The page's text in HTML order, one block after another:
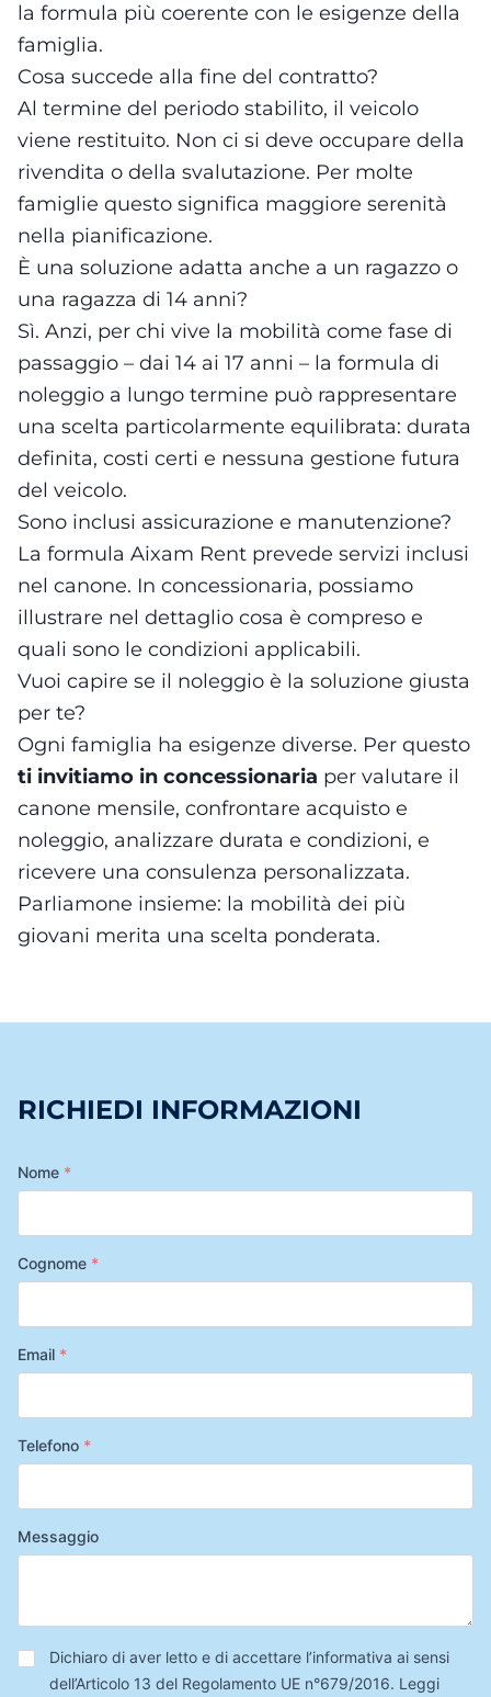
la formula più coerente con le esigenze della
famiglia.
Cosa succede alla fine del contratto?
Al termine del periodo stabilito, il veicolo
viene restituito. Non ci si deve occupare della
rivendita o della svalutazione. Per molte
famiglie questo significa maggiore serenità
nella pianificazione.
È una soluzione adatta anche a un ragazzo o
una ragazza di 14 anni?
Sì. Anzi, per chi vive la mobilità come fase di
passaggio – dai 14 ai 17 anni – la formula di
noleggio a lungo termine può rappresentare
una scelta particolarmente equilibrata: durata
definita, costi certi e nessuna gestione futura
del veicolo.
Sono inclusi assicurazione e manutenzione?
La formula Aixam Rent prevede servizi inclusi
nel canone. In concessionaria, possiamo
illustrare nel dettaglio cosa è compreso e
quali sono le condizioni applicabili.
Vuoi capire se il noleggio è la soluzione giusta
per te?
Ogni famiglia ha esigenze diverse. Per questo
ti invitiamo in concessionaria per valutare il
canone mensile, confrontare acquisto e
noleggio, analizzare durata e condizioni, e
ricevere una consulenza personalizzata.
Parliamone insieme: la mobilità dei più
giovani merita una scelta ponderata.
RICHIEDI INFORMAZIONI
Nome *
Cognome *
Email *
Telefono *
Messaggio
Privacy*
Dichiaro di aver letto e di accettare l’informativa ai sensi
dell’Articolo 13 del Regolamento UE n°679/2016. Leggi